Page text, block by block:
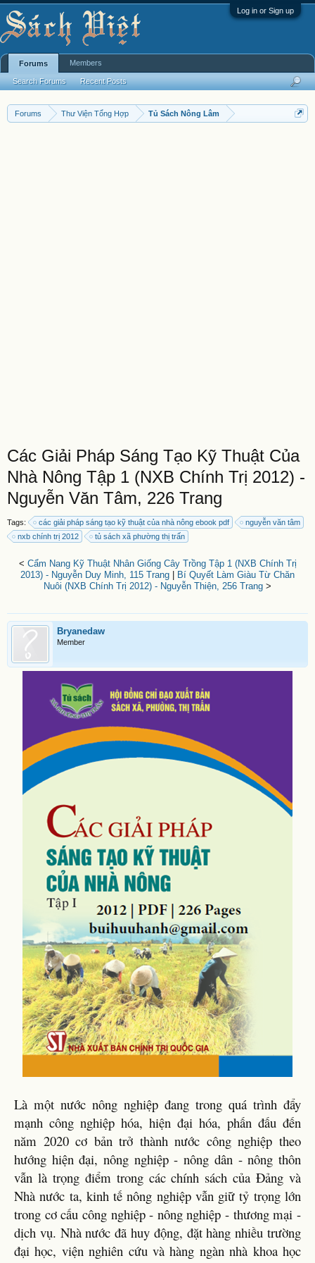
Log in or Sign up
Forums Thư Viện Tổng Hợp Tủ Sách Nông Lâm
Các Giải Pháp Sáng Tạo Kỹ Thuật Của
Nhà Nông Tập 1 (NXB Chính Trị 2012) -
Nguyễn Văn Tâm, 226 Trang
Tags: các giải pháp sáng tạo kỹ thuật của nhà nông ebook pdf
nguyễn văn tâm
nxb chính trị 2012
tủ sách xã phường thị trấn
< Cẩm Nang Kỹ Thuật Nhân Giống Cây Trồng Tập 1 (NXB Chính Trị
2013) - Nguyễn Duy Minh, 115 Trang
Bí Quyết Làm Giàu Từ Chăn
Nuôi (NXB Chính Trị 2012) - Nguyễn Thiện, 256 Trang >
Bryanedaw
Member
Là một nước nông nghiệp đang trong quá trình đẩy
mạnh công nghiệp hóa, hiện đại hóa, phấn đấu đến
năm 2020 cơ bản trở thành nước công nghiệp theo
hướng hiện đại, nông nghiệp - nông dân - nông thôn
vẫn là trọng điểm trong các chính sách của Đảng và
Nhà nước ta, kinh tế nông nghiệp vẫn giữ tỷ trọng lớn
trong cơ cấu công nghiệp - nông nghiệp - thương mại -
dịch vụ. Nhà nước đã huy động, đặt hàng nhiều trường
đại học, viện nghiên cứu và hàng ngàn nhà khoa học
Forums
Search Forums Recent Posts
Members